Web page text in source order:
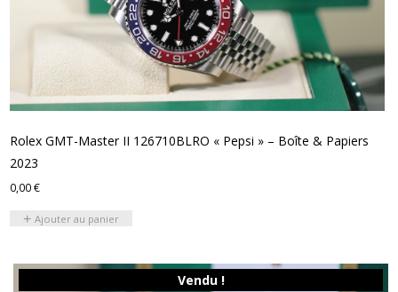
Rolex GMT-Master II 126710BLRO « Pepsi » – Boîte & Papiers
2023
0,00€
Ajouter au panier
Vendu !